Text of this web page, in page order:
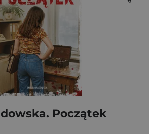
Początek